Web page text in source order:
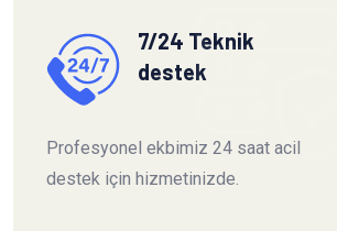
7/24 Teknik
destek
Profesyonel ekbimiz 24 saat acil
destek için hizmetinizde.